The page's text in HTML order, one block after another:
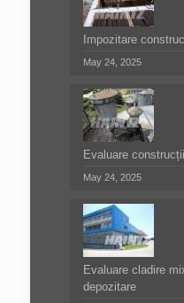
Impozitare
May 24, 2025
Evaluare
May 24, 2025
Evaluare cladire
depozitare